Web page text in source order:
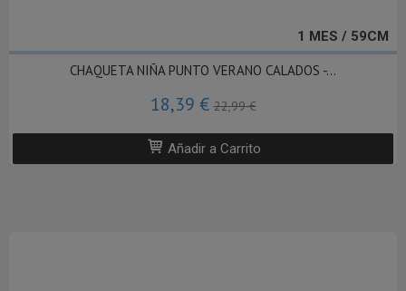
1 MES / 59CM
CHAQUETA NIÑA PUNTO VERANO CALADOS -...
18,39 €22,99 €
Añadir a Carrito